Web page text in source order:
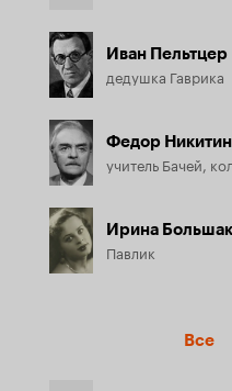
Иван Пельтцер
дедушка Гаврика
Федор Никитин
Ирина
Павлик
Все